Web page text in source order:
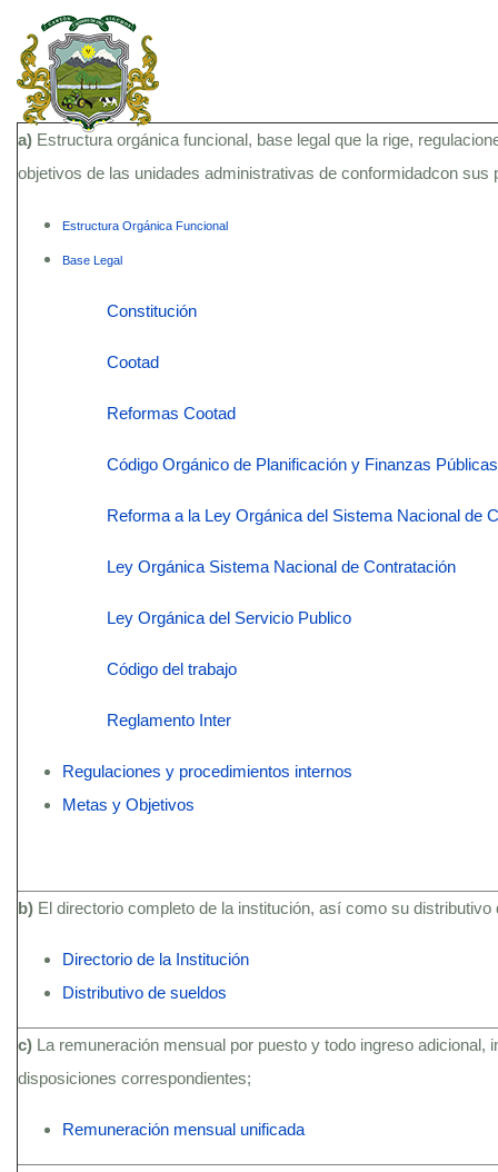
a) Estructura orgánica funcional, base legal que la rige,
objetivos de las unidades administrativas de conformidadcon sus
Estructura Orgánica Funcional
Base Legal
Constitución
Cootad
Reformas Cootad
Código Orgánico de Planificación y Finanzas Públicas
Reforma a la Ley Orgánica del Sistema Nacional de
Ley Orgánica Sistema Nacional de Contratación
Ley Orgánica del Servicio Publico
Código del trabajo
Reglamento Inter
Regulaciones y procedimientos internos
Metas y Objetivos
b) El directorio completo de la institución, así como su distributivo
Directorio de la Institución
Distributivo de sueldos
c) La remuneración mensual por puesto y todo ingreso
disposiciones correspondientes;
Remuneración mensual unificada